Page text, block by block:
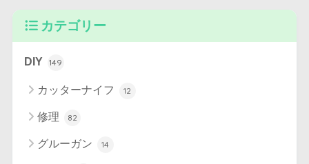
カテゴリー
DIY 149
カッターナイフ 12
修理 82
グルーガン 14